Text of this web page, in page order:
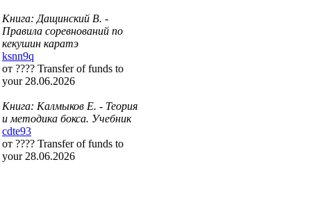
Книга: Дащинский В. -
Правила соревнований по
кекушин каратэ
ksnn9q
от ???? Transfer of funds to
your 28.06.2026
Книга: Калмыков Е. - Теория
и методика бокса. Учебник
cdte93
от ???? Transfer of funds to
your 28.06.2026